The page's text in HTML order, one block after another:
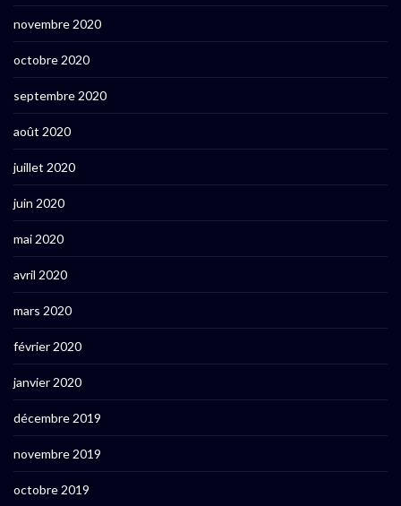
novembre 2020
octobre 2020
septembre 2020
août 2020
juillet 2020
juin 2020
mai 2020
avril 2020
mars 2020
février 2020
janvier 2020
décembre 2019
novembre 2019
octobre 2019